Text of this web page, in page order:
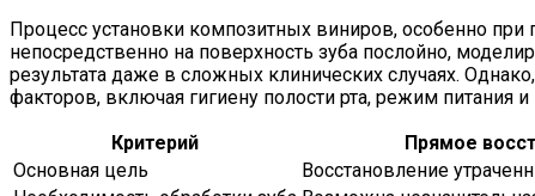
Процесс установки композитных виниров, особенно при
непосредственно на поверхность зуба послойно,
результата даже в сложных клинических случаях.
факторов, включая гигиену полости рта, режим питания
Критерий
Прямое
Основная цель
Восстановление